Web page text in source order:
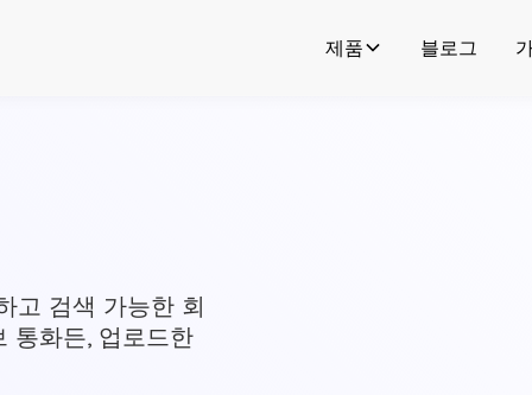
제품 블로그
고 검색 가능한 회
통화든, 업로드한